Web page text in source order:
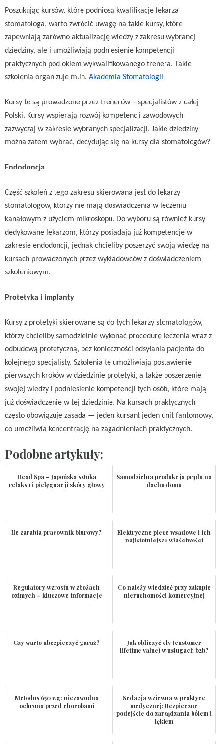
Poszukując kursów, które podniosą kwalifikacje lekarza
stomatologa, warto zwrócić uwagę na takie kursy, które
zapewniają zarówno aktualizację wiedzy z zakresu wybranej
dziedziny, ale i umożliwiają podniesienie kompetencji
praktycznych pod okiem wykwalifikowanego trenera. Takie
szkolenia organizuje m.in. Akademia Stomatologii
Kursy te są prowadzone przez trenerów – specjalistów z całej
Polski. Kursy wspierają rozwój kompetencji zawodowych
zazwyczaj w zakresie wybranych specjalizacji. Jakie dziedziny
można zatem wybrać, decydując się na kursy dla stomatologów?
Endodoncja
Część szkoleń z tego zakresu skierowana jest do lekarzy
stomatologów, którzy nie mają doświadczenia w leczeniu
kanałowym z użyciem mikroskopu. Do wyboru są również kursy
dedykowane lekarzom, którzy posiadają już kompetencje w
zakresie endodoncji, jednak chcieliby poszerzyć swoją wiedzę na
kursach prowadzonych przez wykładowców z doświadczeniem
szkoleniowym.
Protetyka i implanty
Kursy z protetyki skierowane są do tych lekarzy stomatologów,
którzy chcieliby samodzielnie wykonać procedurę leczenia wraz z
odbudową protetyczną, bez konieczności odsyłania pacjenta do
kolejnego specjalisty. Szkolenia te umożliwiają postawienie
pierwszych kroków w dziedzinie protetyki, a także poszerzenie
swojej wiedzy i podniesienie kompetencji tych osób, które mają
już doświadczenie w tej dziedzinie. Na kursach praktycznych
często obowiązuje zasada — jeden kursant jeden unit fantomowy,
co umożliwia koncentrację na zagadnieniach praktycznych.
Podobne artykuły:
Head Spa – Japońska sztuka
relaksu i pielęgnacji skóry głowy
Samodzielna produkcja prądu na
dachu domu
Ile zarabia pracownik biurowy?
Elektryczne piece wsadowe i ich
najistotniejsze właściwości
Regulatory wzrostu w zbożach
ozimych – kluczowe informacje
Co należy wiedzieć przy zakupie
nieruchomości komercyjnej
Czy warto ubezpieczyć garaż?
Jak obliczyć clv (customer
lifetime value) w usługach b2b?
Metodus 650 wg: niezawodna
ochrona przed chorobami
Sedacja wziewna w praktyce
medycznej: Bezpieczne
podejście do zarządzania bólem i
lękiem